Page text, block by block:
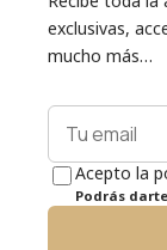
exclusivas,
mucho más…
Acepto la
Podrás